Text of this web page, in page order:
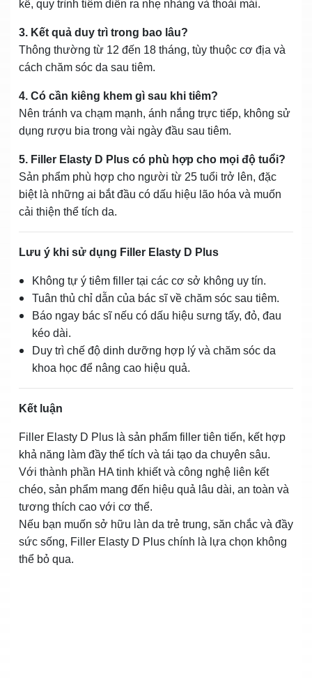
kể, quy trình tiêm diễn ra nhẹ nhàng và thoải mái.
3. Kết quả duy trì trong bao lâu?
Thông thường từ 12 đến 18 tháng, tùy thuộc cơ địa và
cách chăm sóc da sau tiêm.
4. Có cần kiêng khem gì sau khi tiêm?
Nên tránh va chạm mạnh, ánh nắng trực tiếp, không sử
dụng rượu bia trong vài ngày đầu sau tiêm.
5. Filler Elasty D Plus có phù hợp cho mọi độ tuổi?
Sản phẩm phù hợp cho người từ 25 tuổi trở lên, đặc
biệt là những ai bắt đầu có dấu hiệu lão hóa và muốn
cải thiện thể tích da.
Lưu ý khi sử dụng Filler Elasty D Plus
Không tự ý tiêm filler tại các cơ sở không uy tín.
Tuân thủ chỉ dẫn của bác sĩ về chăm sóc sau tiêm.
Báo ngay bác sĩ nếu có dấu hiệu sưng tấy, đỏ, đau
kéo dài.
Duy trì chế độ dinh dưỡng hợp lý và chăm sóc da
khoa học để nâng cao hiệu quả.
Kết luận
Filler Elasty D Plus là sản phẩm filler tiên tiến, kết hợp
khả năng làm đầy thể tích và tái tạo da chuyên sâu.
Với thành phần HA tinh khiết và công nghệ liên kết
chéo, sản phẩm mang đến hiệu quả lâu dài, an toàn và
tương thích cao với cơ thể.
Nếu bạn muốn sở hữu làn da trẻ trung, săn chắc và đầy
sức sống, Filler Elasty D Plus chính là lựa chọn không
thể bỏ qua.